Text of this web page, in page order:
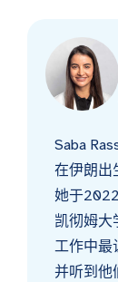
Saba
在伊朗出
她于
凯彻姆大
工作中最
并听到他